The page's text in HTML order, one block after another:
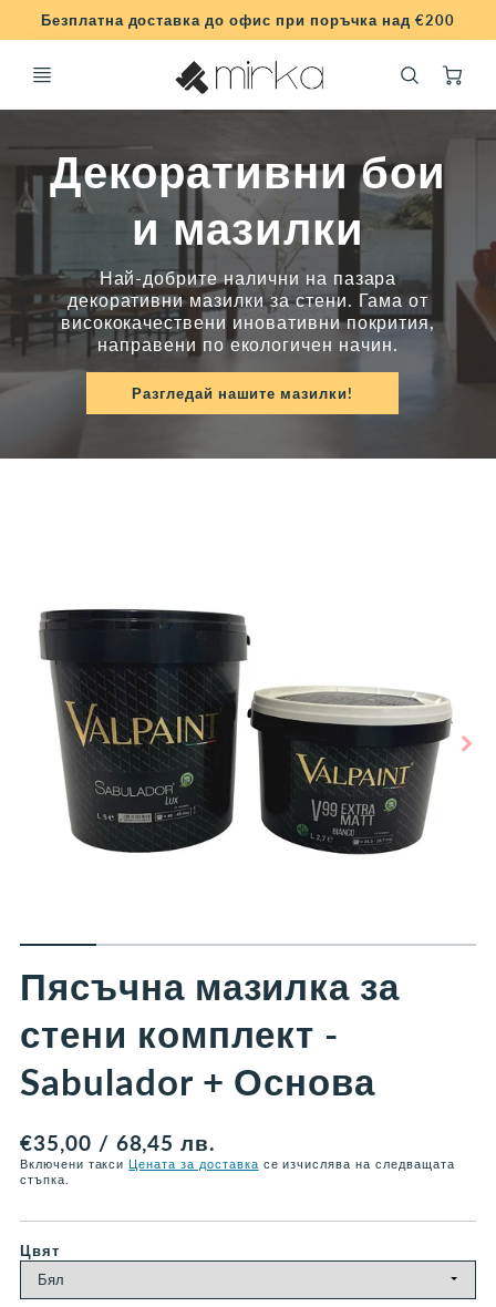
Промо
лента
Безплатна доставка до офис при поръчка над €200
Декоративни бои
и мазилки
Най-добрите налични на пазара
декоративни мазилки за стени. Гама от
висококачествени иновативни покрития,
направени по екологичен начин.
Разгледай нашите мазилки!
Пясъчна мазилка за
стени комплект -
Sabulador + Основа
Редовна
цена
€35,00 / 68,45 лв.
Включени таксиЦената за доставка се изчислява на следващата
стъпка.
Цвят